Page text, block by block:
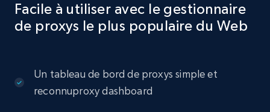
Facile à utiliser avec le gestionnaire
de proxys le plus populaire du Web
Un tableau de bord de proxys simple et
reconnuproxy dashboard